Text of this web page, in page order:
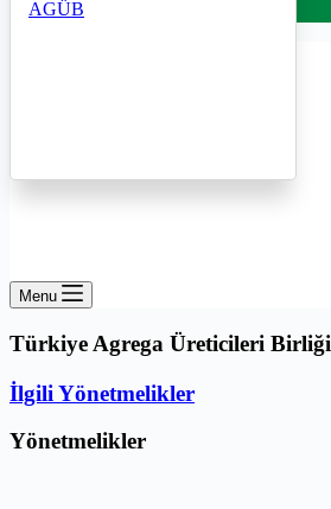
İletişim
Menu
Türkiye Agrega Üreticileri Birliği
İlgili Yönetmelikler
Yönetmelikler